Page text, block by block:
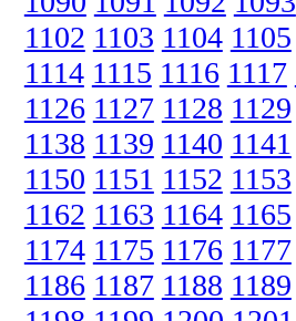
1102 1103 1104 1105
1114 1115 1116 1117
1126 1127 1128 1129
1138 1139 1140 1141
1150 1151 1152 1153
1162 1163 1164 1165
1174 1175 1176 1177
1186 1187 1188 1189